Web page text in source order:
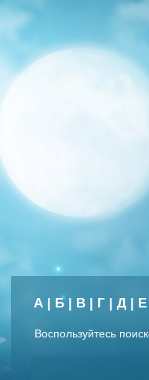
А | Б| В | Г | Д | Е
Воспользуйтесь